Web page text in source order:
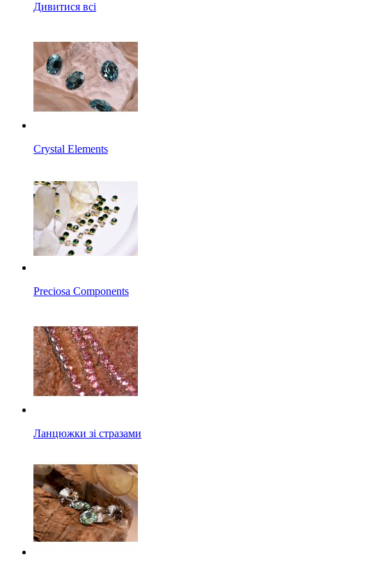
Дивитися всі
Crystal Elements
Preciosa Components
Ланцюжки зі стразами